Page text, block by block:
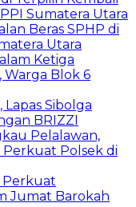
Sumatera Utara
Beras SPHP di
Utara
Ketiga
Blok 6
Sibolga
BRIZZI
Pelalawan,
Polsek di
Perkuat
Jumat Barokah